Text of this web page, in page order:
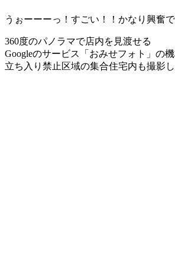
うぉーーーっ！すごい！！かなり興奮で
360度のパノラマで店内を見渡せる
Googleのサービス「おみせフォト」の機
立ち入り禁止区域の集合住宅内も撮影